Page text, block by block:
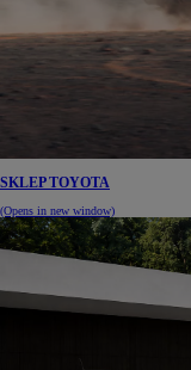
SKLEP TOYOTA
(Opens in new window)